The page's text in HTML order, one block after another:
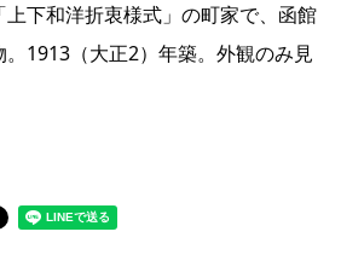
下和洋折衷様式」の町家で、函館
1913（大正2）年築。外観のみ見